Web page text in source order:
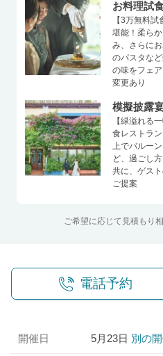
お料理試
【3万無料
堪能！柔ら
み、さらに
のパスタな
の味をフェ
変更あり
模擬披露
【緑溢れる
食レストラ
上でバルー
ど、過ごし
共に、ゲス
ご提案
ご希望に応じて見積もり
電話予約
開催日 5月23日 別の